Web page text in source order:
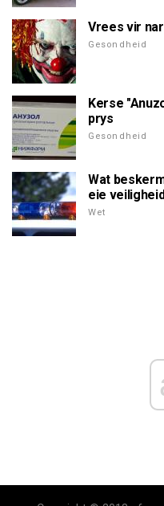
Vrees vir
Gesondheid
Kerse
prys
Gesondheid
Wat
eie
Wet